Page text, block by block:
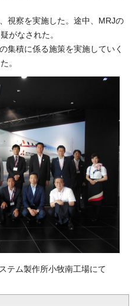
視察を実施した。途中、MRJの
がなされた。
集積に係る施策を実施していく
。
テム製作所小牧南工場にて